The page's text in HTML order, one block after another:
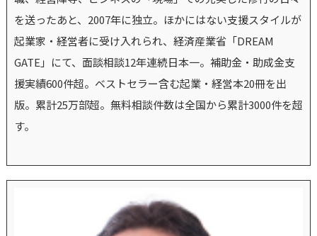
を送ったあと、2007年に独立。ほかにはない支援スタイルが
起業家・経営者に受け入れられ、経済産業省「DREAM
GATE」にて、面談相談12年連続日本一。補助金・助成金支
援実績600件超。ベストセラー含む起業・経営本20冊を出
版。累計25万部超。無料相談件数は全国から累計3000件を超
す。